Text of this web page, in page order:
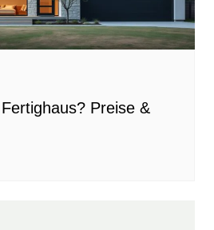
Preise &